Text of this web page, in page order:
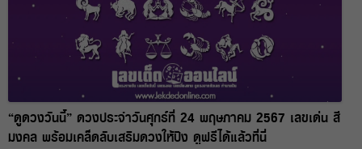
“ดูดวงวันนี้” ดวงประจำวันศุกร์ที่ 24 พฤษภาคม 2567 เลขเด่น สี
มงคล พร้อมเคล็ดลับเสริมดวงให้ปัง ดูฟรีได้แล้วที่นี่